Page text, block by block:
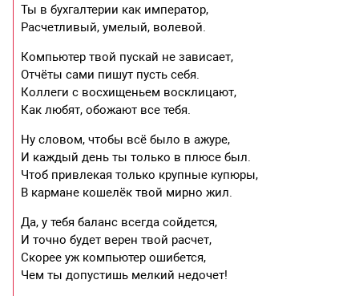
Ты в бухгалтерии как император,
Расчетливый, умелый, волевой.
Компьютер твой пускай не зависает,
Отчёты сами пишут пусть себя.
Коллеги с восхищеньем восклицают,
Как любят, обожают все тебя.
Ну словом, чтобы всё было в ажуре,
И каждый день ты только в плюсе был.
Чтоб привлекая только крупные купюры,
В кармане кошелёк твой мирно жил.
Да, у тебя баланс всегда сойдется,
И точно будет верен твой расчет,
Скорее уж компьютер ошибется,
Чем ты допустишь мелкий недочет!